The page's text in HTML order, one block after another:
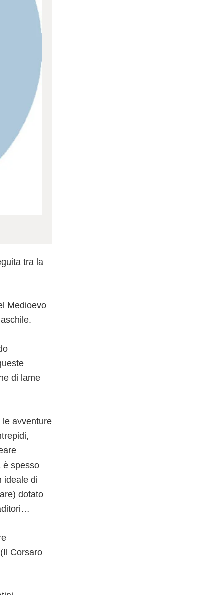
tra la
Medioevo
di lame
avventure
è spesso
ideale di
dotato
Corsaro